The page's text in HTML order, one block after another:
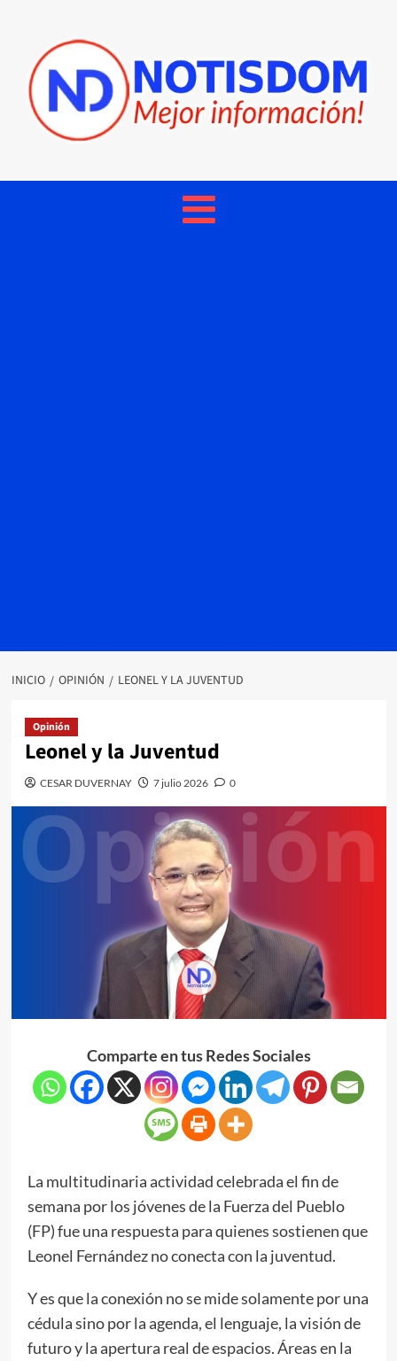
INICIO OPINIÓN LEONEL Y LA JUVENTUD
Opinión
Leonel y la Juventud
CESAR DUVERNAY 7 julio 2026 0
Comparte en tus Redes Sociales
La multitudinaria actividad celebrada el fin de
semana por los jóvenes de la Fuerza del Pueblo
(FP) fue una respuesta para quienes sostienen que
Leonel Fernández no conecta con la juventud.
Y es que la conexión no se mide solamente por una
cédula sino por la agenda, el lenguaje, la visión de
futuro y la apertura real de espacios. Áreas en la